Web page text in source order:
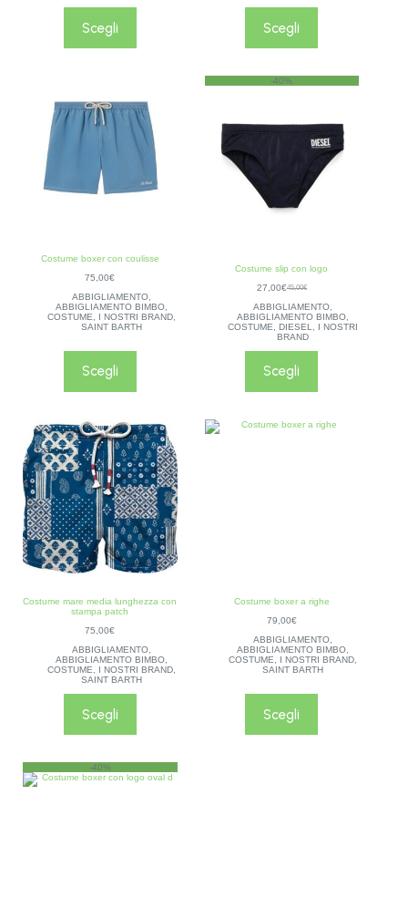
Scegli Scegli
Costume boxer con coulisse
75,00€
ABBIGLIAMENTO,
ABBIGLIAMENTO BIMBO,
COSTUME
I NOSTRI BRAND,
SAINT BARTH
Scegli
-40%
Costume slip con logo
45,00€
27,00€
ABBIGLIAMENTO
ABBIGLIAMENTO BIMBO
COSTUME
,DIESEL
I NOSTRI
BRAND
Scegli
Costume mare media lunghezza con
stampa patch
75,00€
ABBIGLIAMENTO,
ABBIGLIAMENTO BIMBO,
COSTUME, I NOSTRI BRAND,
SAINT BARTH
Scegli
Costume boxer a righe
79,00€
ABBIGLIAMENTO,
ABBIGLIAMENTO BIMBO,
COSTUME, I NOSTRI BRAND,
SAINT BARTH
Scegli
-40%